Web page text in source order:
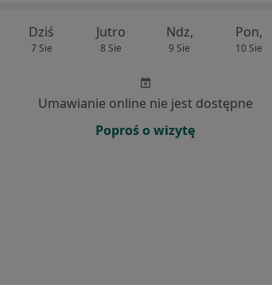
Dziś
7 Sie
Jutro
8 Sie
Ndz,
9 Sie
Pon,
10 Sie
Umawianie online nie jest dostępne
Poproś o wizytę